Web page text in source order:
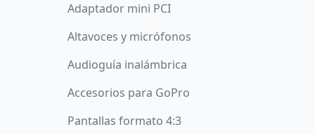
Adaptador mini PCI
Altavoces y micrófonos
Audioguía inalámbrica
Accesorios para GoPro
Pantallas formato 4:3